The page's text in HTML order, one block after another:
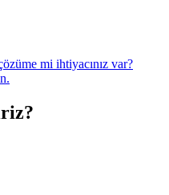
mi ihtiyacınız var?